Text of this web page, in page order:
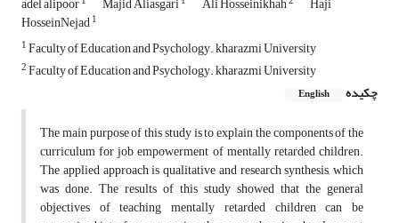
HosseinNejad1
1Faculty of Education and Psychology. kharazmi University
2Faculty of Education and Psychology. kharazmi University
چکیده
English
The main purpose of this study is to explain the components of the
curriculum for job empowerment of mentally retarded children.
The applied approach is qualitative and research synthesis, which
was done. The results of this study showed that the general
objectives of teaching mentally retarded children can be